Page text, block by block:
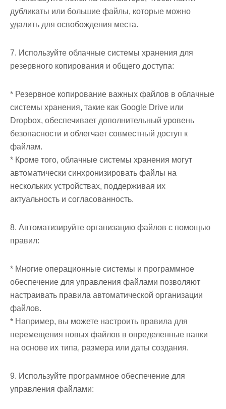
дубликаты или большие файлы, которые можно
удалить для освобождения места.
7. Используйте облачные системы хранения для
резервного копирования и общего доступа:
* Резервное копирование важных файлов в облачные
системы хранения, такие как Google Drive или
Dropbox, обеспечивает дополнительный уровень
безопасности и облегчает совместный доступ к
файлам.
* Кроме того, облачные системы хранения могут
автоматически синхронизировать файлы на
нескольких устройствах, поддерживая их
актуальность и согласованность.
8. Автоматизируйте организацию файлов с помощью
правил:
* Многие операционные системы и программное
обеспечение для управления файлами позволяют
настраивать правила автоматической организации
файлов.
* Например, вы можете настроить правила для
перемещения новых файлов в определенные папки
на основе их типа, размера или даты создания.
9. Используйте программное обеспечение для
управления файлами: